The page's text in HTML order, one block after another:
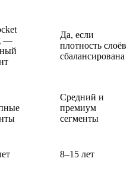
—
Да, если
плотность слоёв
сбалансирована
Средний и
премиум
сегменты
8–15 лет